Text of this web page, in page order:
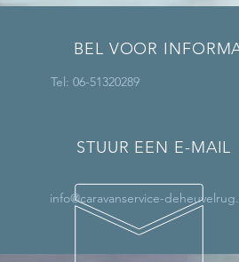
BEL VOOR
Tel: 06-51320289
STUUR EEN E-MAIL
info@caravanservice-